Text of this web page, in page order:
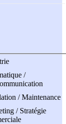
/
/ Maintenance
/ Stratégie